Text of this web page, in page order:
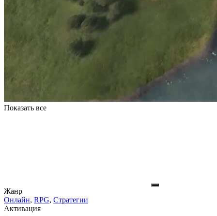
Показать все
Жанр
Онлайн, RPG, Стратегии
Активация